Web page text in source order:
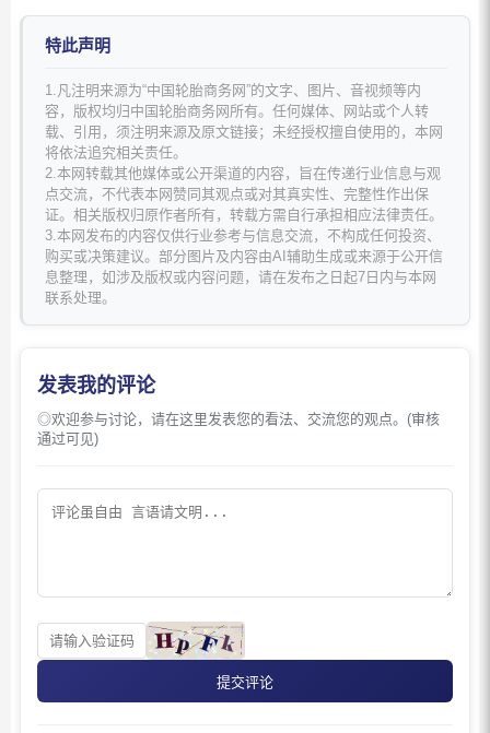
特此声明
1.凡注明来源为“中国轮胎商务网”的文字、图片、音视频等内
容，版权均归中国轮胎商务网所有。任何媒体、网站或个人转
载、引用，须注明来源及原文链接；未经授权擅自使用的，本网
将依法追究相关责任。
2.本网转载其他媒体或公开渠道的内容，旨在传递行业信息与观
点交流，不代表本网赞同其观点或对其真实性、完整性作出保
证。相关版权归原作者所有，转载方需自行承担相应法律责任。
3.本网发布的内容仅供行业参考与信息交流，不构成任何投资、
购买或决策建议。部分图片及内容由AI辅助生成或来源于公开信
息整理，如涉及版权或内容问题，请在发布之日起7日内与本网
联系处理。
发表我的评论
◎欢迎参与讨论，请在这里发表您的看法、交流您的观点。(审核
通过可见)
提交评论